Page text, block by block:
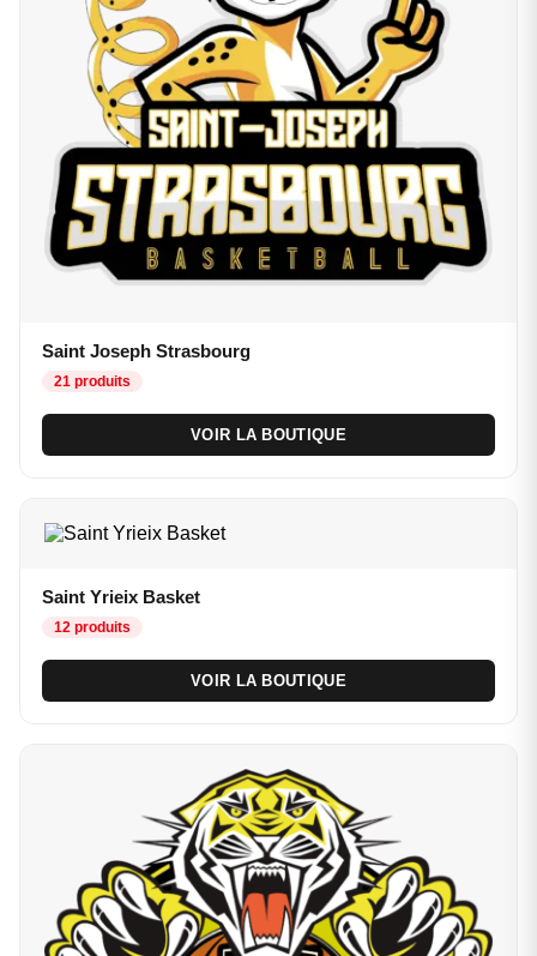
Saint Joseph Strasbourg
21 produits
VOIR LA BOUTIQUE
Saint Yrieix Basket
12 produits
VOIR LA BOUTIQUE